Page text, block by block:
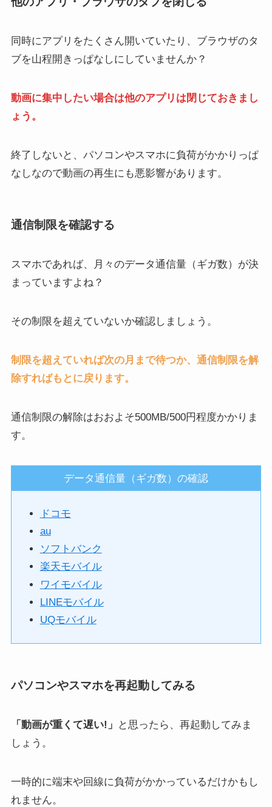
同時にアプリをたくさん開いていたり、ブラウザのタ
ブを山程開きっぱなしにしていませんか？
動画に集中したい場合は他のアプリは閉じておきまし
ょう。
終了しないと、パソコンやスマホに負荷がかかりっぱ
なしなので動画の再生にも悪影響があります。
通信制限を確認する
スマホであれば、月々のデータ通信量（ギガ数）が決
まっていますよね？
その制限を超えていないか確認しましょう。
制限を超えていれば次の月まで待つか、通信制限を解
除すればもとに戻ります。
通信制限の解除はおおよそ500MB/500円程度かかりま
す。
データ通信量（ギガ数）の確認
ドコモ
au
ソフトバンク
楽天モバイル
ワイモバイル
LINEモバイル
UQモバイル
パソコンやスマホを再起動してみる
「動画が重くて遅い!」
と思ったら、再起動してみま
しょう。
一時的に端末や回線に負荷がかかっているだけかもし
れません。